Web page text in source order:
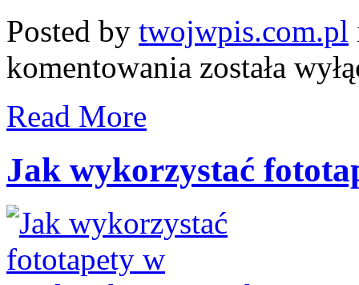
Posted by twojwpis.com.pl
komentowania
obowiązki
lubimy
prasowania?
została
Read More
Jak wykorzystać